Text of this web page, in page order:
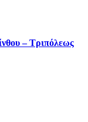
– Τριπόλεως